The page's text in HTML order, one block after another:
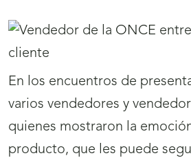
En los encuentros de
varios vendedores y
quienes mostraron la
producto, que les puede